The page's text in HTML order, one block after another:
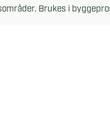
Brukes i